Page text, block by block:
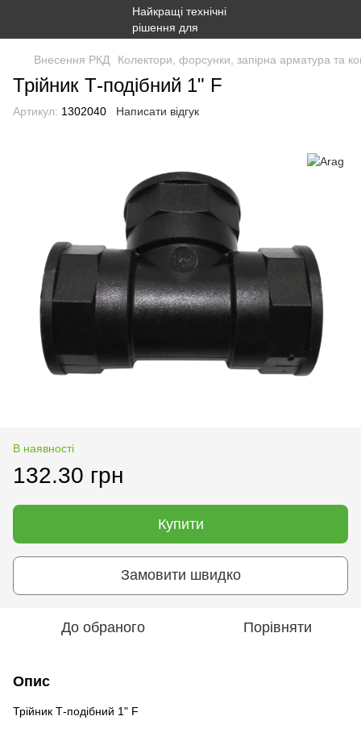
Внесення РКД Колектори, форсунки, запірна арматура та
Трійник Т-подібний 1" F
Артикул: 1302040 Написати відгук
В наявності
132.30 грн
Купити
Замовити швидко
До обраного Порівняти
Опис
Трійник Т-подібний 1" F